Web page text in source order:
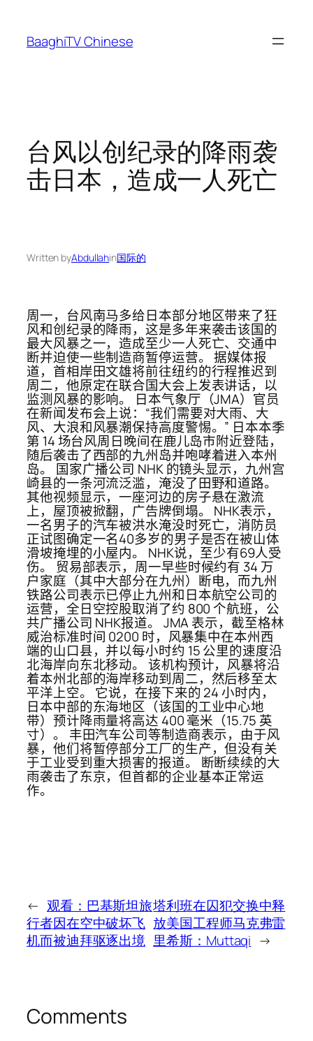
content
BaaghiTV Chinese
台风以创纪录的降雨袭
击日本，造成一人死亡
Written byAbdullahin国际的
周一，台风南马多给日本部分地区带来了狂
风和创纪录的降雨，这是多年来袭击该国的
最大风暴之一，造成至少一人死亡、交通中
断并迫使一些制造商暂停运营。 据媒体报
道，首相岸田文雄将前往纽约的行程推迟到
周二，他原定在联合国大会上发表讲话，以
监测风暴的影响。 日本气象厅（JMA）官员
在新闻发布会上说：“我们需要对大雨、大
风、大浪和风暴潮保持高度警惕。” 日本本季
第 14 场台风周日晚间在鹿儿岛市附近登陆，
随后袭击了西部的九州岛并咆哮着进入本州
岛。 国家广播公司 NHK 的镜头显示，九州宫
崎县的一条河流泛滥，淹没了田野和道路。
其他视频显示，一座河边的房子悬在激流
上，屋顶被掀翻，广告牌倒塌。 NHK表示，
一名男子的汽车被洪水淹没时死亡，消防员
正试图确定一名40多岁的男子是否在被山体
滑坡掩埋的小屋内。 NHK说，至少有69人受
伤。 贸易部表示，周一早些时候约有 34 万
户家庭（其中大部分在九州）断电，而九州
铁路公司表示已停止九州和日本航空公司的
运营，全日空控股取消了约 800 个航班，公
共广播公司 NHK报道。 JMA 表示，截至格林
威治标准时间 0200 时，风暴集中在本州西
端的山口县，并以每小时约 15 公里的速度沿
北海岸向东北移动。 该机构预计，风暴将沿
着本州北部的海岸移动到周二，然后移至太
平洋上空。 它说，在接下来的 24 小时内，
日本中部的东海地区（该国的工业中心地
带）预计降雨量将高达 400 毫米（15.75 英
寸）。 丰田汽车公司等制造商表示，由于风
暴，他们将暂停部分工厂的生产，但没有关
于工业受到重大损害的报道。 断断续续的大
雨袭击了东京，但首都的企业基本正常运
作。
← 观看：巴基斯坦旅
行者因在空中破坏飞
机而被迪拜驱逐出境
塔利班在囚犯交换中释
放美国工程师马克弗雷
里希斯：Muttaqi →
Comments